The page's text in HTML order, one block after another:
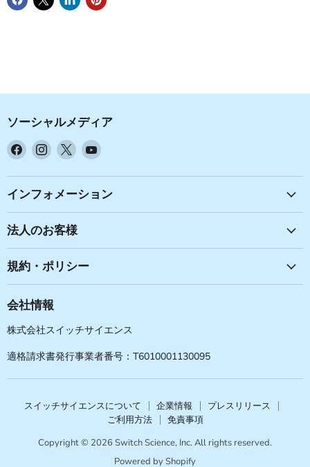
ソーシャルメディア
Facebook
見
つ
て
く
さ
い
Instagram
見
つ
て
く
さ
い
X
見
つ
て
く
さ
い
YouTube
見
つ
い
インフォメーション
法人のお客様
規約・ポリシー
会社情報
株式会社スイッチサイエンス
適格請求書発行事業者番号：T6010001130095
スイッチサイエンスについて 企業情報
プレスリリース
ご利用方法
免責事項
Copyright © 2026 Switch Science, Inc. All rights reserved.
Powered by Shopify